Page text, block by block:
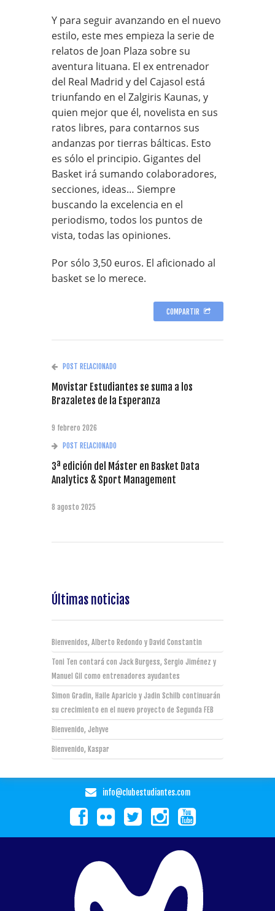
Y para seguir avanzando en el nuevo
estilo, este mes empieza la serie de
relatos de Joan Plaza sobre su
aventura lituana. El ex entrenador
del Real Madrid y del Cajasol está
triunfando en el Zalgiris Kaunas, y
quien mejor que él, novelista en sus
ratos libres, para contarnos sus
andanzas por tierras bálticas. Esto
es sólo el principio. Gigantes del
Basket irá sumando colaboradores,
secciones, ideas… Siempre
buscando la excelencia en el
periodismo, todos los puntos de
vista, todas las opiniones.
Por sólo 3,50 euros. El aficionado al
basket se lo merece.
COMPARTIR
POST RELACIONADO
Movistar Estudiantes se suma a los
Brazaletes de la Esperanza
9 febrero 2026
POST RELACIONADO
3ª edición del Máster en Basket Data
Analytics & Sport Management
8 agosto 2025
Últimas noticias
Bienvenidos, Alberto Redondo y David Constantin
Toni Ten contará con Jack Burgess, Sergio Jiménez y
Manuel Gil como entrenadores ayudantes
Simon Gradin, Haile Aparicio y Jadin Schilb continuarán
su crecimiento en el nuevo proyecto de Segunda FEB
Bienvenido, Jehyve
Bienvenido, Kaspar
info@clubestudiantes.com